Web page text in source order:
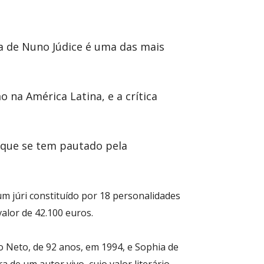
Nuno Júdice é uma das mais
na América Latina, e a crítica
se tem pautado pela
júri constituído por 18 personalidades
de 42.100 euros.
de 92 anos, em 1994, e Sophia de